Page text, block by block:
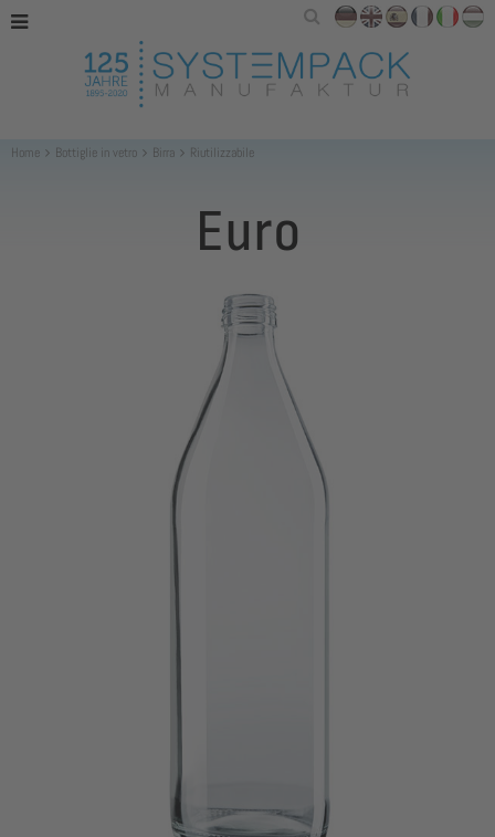
Home Bottiglie in vetro Birra Riutilizzabile
Euro